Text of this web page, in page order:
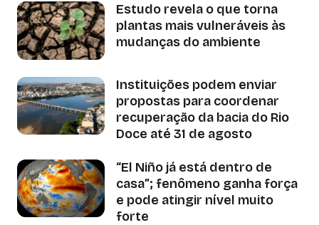
Estudo revela o que torna
plantas mais vulneráveis às
mudanças do ambiente
Instituições podem enviar
propostas para coordenar
recuperação da bacia do Rio
Doce até 31 de agosto
“El Niño já está dentro de
casa”; fenômeno ganha força
e pode atingir nível muito
forte